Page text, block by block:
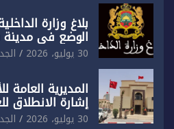
بلاغ وزارة
الوضع في مدينة
الذاتي
30 يوليو، 2026
المديرية
إشارة الانطلاق
للدائرة الثالثة
30 يوليو، 2026